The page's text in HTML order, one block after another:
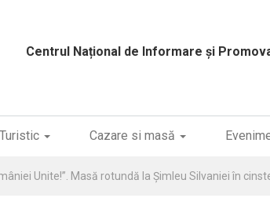
Centrul Național de Informare și
Cazare si masă
Unite!”. Masă rotundă la Șimleu Silvaniei în